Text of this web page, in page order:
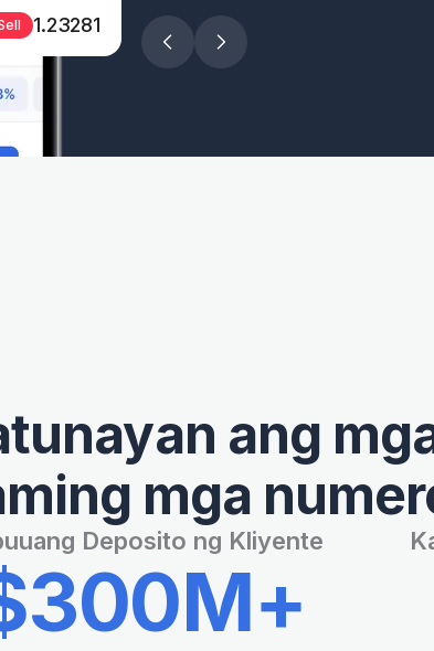
1.23281
ang
mga
Deposito ng Kliyente